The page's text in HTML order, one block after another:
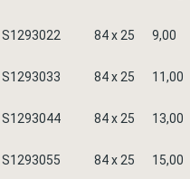
S1293022 84 x 25 9,00
S1293033 84 x 25 11,00
S1293044 84 x 25 13,00
S1293055 84 x 25 15,00